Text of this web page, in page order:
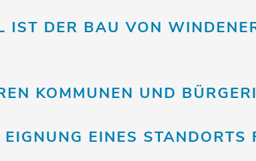
IST DER BAU VON
KOMMUNEN UND
EINES STANDORTS